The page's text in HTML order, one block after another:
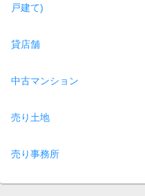
戸建て)
貸店舗
中古マンション
売り土地
売り事務所